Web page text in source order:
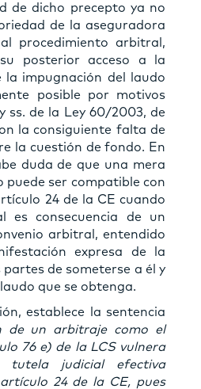
de dicho precepto ya no
de la aseguradora
procedimiento arbitral,
posterior acceso a la
la impugnación del laudo
posible por motivos
ss. de la Ley 60/2003, de
la consiguiente falta de
la cuestión de fondo. En
duda de que una mera
puede ser compatible con
24 de la CE cuando
es consecuencia de un
arbitral, entendido
expresa de la
de someterse a él y
que se obtenga.
la sentencia
de un arbitraje como el
76 e) de la LCS vulnera
judicial efectiva
24 de la CE, pues